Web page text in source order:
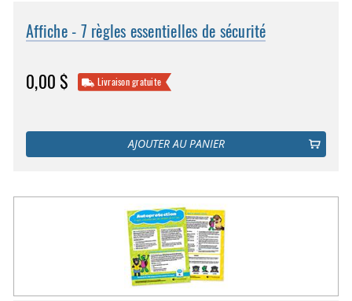
Affiche - 7 règles essentielles de sécurité
0,00 $ Livraison gratuite
AJOUTER AU PANIER